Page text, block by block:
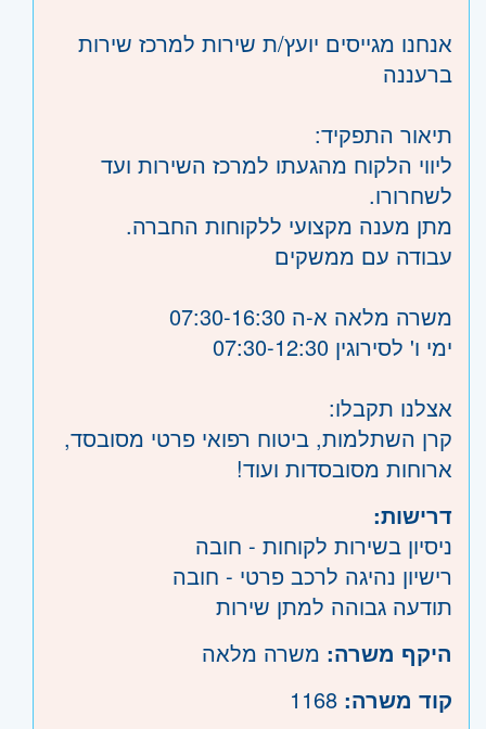
אנחנו מגייסים יועץ/ת שירות למרכז שירות
ברעננה
תיאור התפקיד:
ליווי הלקוח מהגעתו למרכז השירות ועד
לשחרורו.
מתן מענה מקצועי ללקוחות החברה.
עבודה עם ממשקים
משרה מלאה א-ה 07:30-16:30
ימי ו' לסירוגין 07:30-12:30
אצלנו תקבלו:
קרן השתלמות, ביטוח רפואי פרטי מסובסד,
ארוחות מסובסדות ועוד!
דרישות:
ניסיון בשירות לקוחות - חובה
רישיון נהיגה לרכב פרטי - חובה
תודעה גבוהה למתן שירות
היקף משרה: משרה מלאה
קוד משרה: